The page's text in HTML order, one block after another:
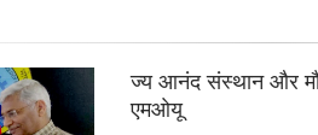
ज्य आनंद संस्थान और
एमओयू